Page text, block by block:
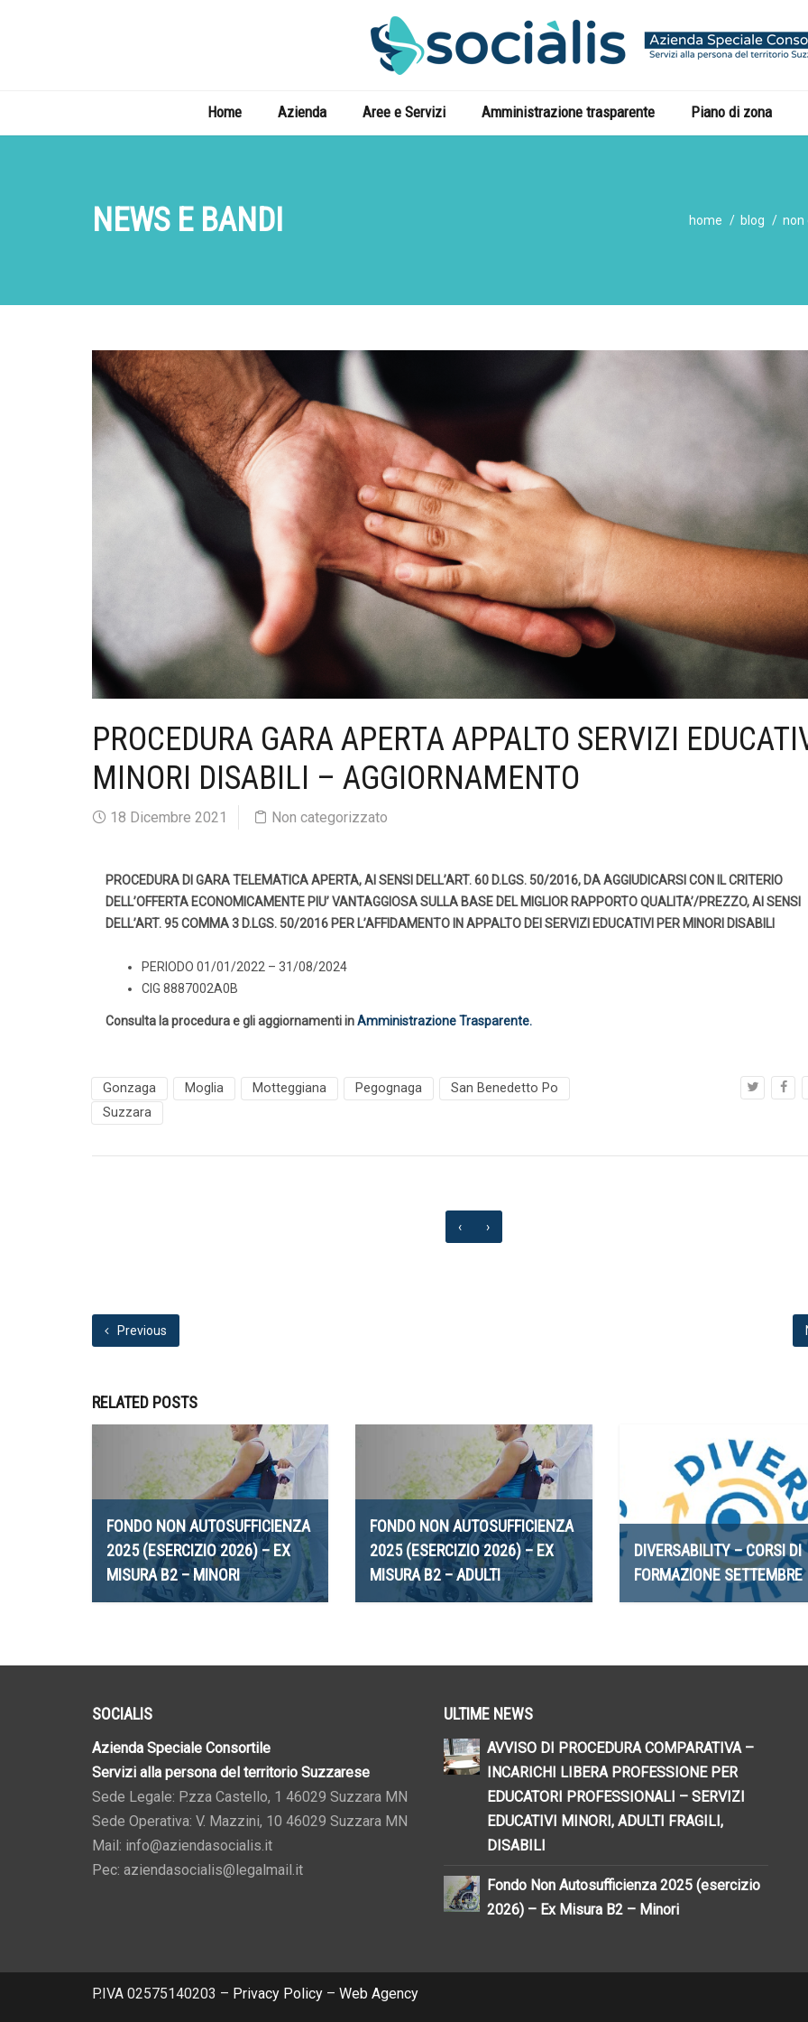
Home Azienda Aree e Servizi Amministrazione trasparente Piano di zona
NEWS E BANDI home blog non
PROCEDURA GARA APERTA APPALTO SERVIZI
MINORI DISABILI – AGGIORNAMENTO
18 Dicembre 2021 Non categorizzato
PROCEDURA DI GARA TELEMATICA APERTA, AI SENSI DELL’ART. 60 D.LGS. 50/2016, DA AGGIUDICARSI CON IL CRITERIO
DELL’OFFERTA ECONOMICAMENTE PIU’ VANTAGGIOSA SULLA BASE DEL MIGLIOR RAPPORTO QUALITA’/PREZZO, AI SENSI
DELL’ART. 95 COMMA 3 D.LGS. 50/2016 PER L’AFFIDAMENTO IN APPALTO DEI SERVIZI EDUCATIVI PER MINORI DISABILI
PERIODO 01/01/2022 – 31/08/2024
CIG 8887002A0B
Consulta la procedura e gli aggiornamenti inAmministrazione Trasparente.
Gonzaga Moglia Motteggiana Pegognaga
San Benedetto Po
Suzzara
‹ ›
Previous
RELATED POSTS
FONDO NON AUTOSUFFICIENZA
2025 (ESERCIZIO 2026) – EX
MISURA B2 – MINORI
FONDO NON AUTOSUFFICIENZA
2025 (ESERCIZIO 2026) – EX
MISURA B2 – ADULTI
DIVERSABILITY – CORSI DI
FORMAZIONE SETTEMBRE
SOCIALIS
Azienda Speciale Consortile
Servizi alla persona del territorio Suzzarese
Sede Legale: P.zza Castello, 1 46029 Suzzara MN
Sede Operativa: V. Mazzini, 10 46029 Suzzara MN
Mail: info@aziendasocialis.it
Pec: aziendasocialis@legalmail.it
ULTIME NEWS
AVVISO DI PROCEDURA COMPARATIVA –
INCARICHI LIBERA PROFESSIONE PER
EDUCATORI PROFESSIONALI – SERVIZI
EDUCATIVI MINORI, ADULTI FRAGILI,
DISABILI
Fondo Non Autosufficienza 2025 (esercizio
2026) – Ex Misura B2 – Minori
P.IVA 02575140203 – Privacy Policy – Web Agency